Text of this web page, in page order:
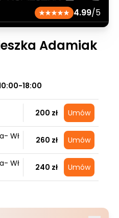
4.99/5
Adamiak
18:00
200 zł Umów
Wł
260 zł Umów
Wł
240 zł Umów